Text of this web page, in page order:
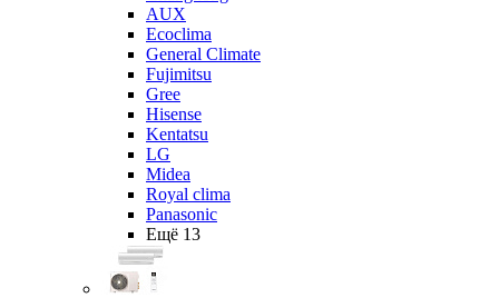
AUX
Ecoclima
General Climate
Fujimitsu
Gree
Hisense
Kentatsu
LG
Midea
Royal clima
Panasonic
Ещё 13